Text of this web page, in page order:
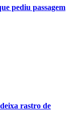
pediu passagem
rastro de